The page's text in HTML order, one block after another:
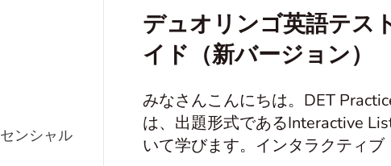
ンシャル
デュオリンゴ英語テス
イド（新バージョン）
みなさんこんにちは。DET
は、出題形式であるInteractive
いて学びます。インタラクティ